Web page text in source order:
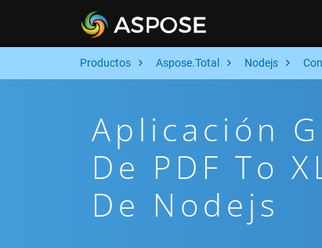
Productos Aspose.Total Nodejs
Aplicación
De PDF To
De Nodejs